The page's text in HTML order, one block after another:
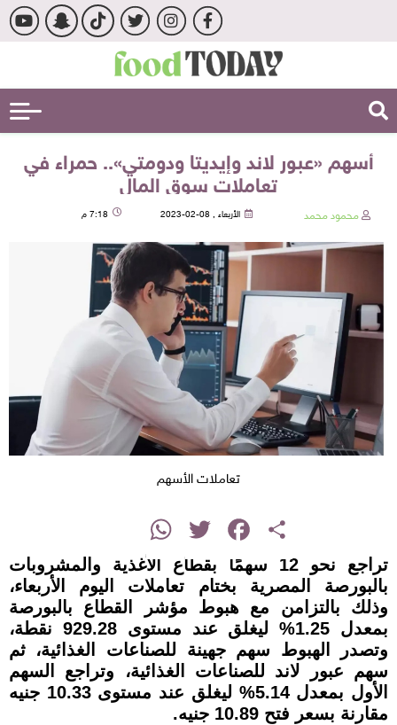
أسهم «عبور لاند وإيديتا ودومتي».. حمراء في
تعاملات سوق المال
محمود محمد الأربعاء , 08-02-2023 7:18 م
تعاملات الأسهم
Share
Facebook
Twitter
WhatsApp
تراجع نحو 12 سهمًا بقطاع الأغذية والمشروبات
بالبورصة المصرية بختام تعاملات اليوم الأربعاء،
وذلك بالتزامن مع هبوط مؤشر القطاع بالبورصة
بمعدل 1.25% ليغلق عند مستوى 929.28 نقطة،
وتصدر الهبوط سهم جهينة للصناعات الغذائية، ثم
سهم عبور لاند للصناعات الغذائية، وتراجع السهم
الأول بمعدل 5.14% ليغلق عند مستوى 10.33 جنيه
مقارنة بسعر فتح 10.89 جنيه.